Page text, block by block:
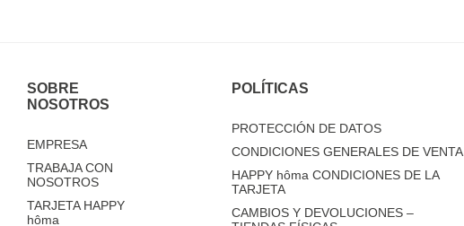
SOBRE
NOSOTROS
EMPRESA
TRABAJA CON
NOSOTROS
TARJETA HAPPY
hôma
POLÍTICAS
PROTECCIÓN DE DATOS
CONDICIONES GENERALES DE VENTA
HAPPY hôma CONDICIONES DE LA
TARJETA
CAMBIOS Y DEVOLUCIONES –